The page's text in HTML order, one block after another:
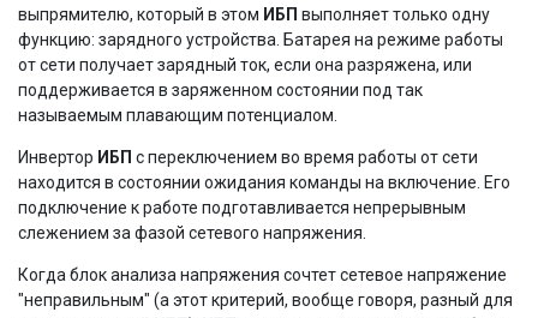
выпрямителю, который в этом ИБП выполняет только одну
функцию: зарядного устройства. Батарея на режиме работы
от сети получает зарядный ток, если она разряжена, или
поддерживается в заряженном состоянии под так
называемым плавающим потенциалом.
Инвертор ИБП с переключением во время работы от сети
находится в состоянии ожидания команды на включение. Его
подключение к работе подготавливается непрерывным
слежением за фазой сетевого напряжения.
Когда блок анализа напряжения сочтет сетевое напряжение
"неправильным" (а этот критерий, вообще говоря, разный для